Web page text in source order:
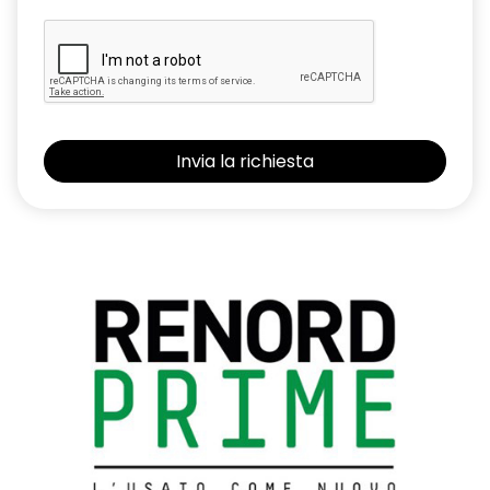
Freno di stazionamento elettrico con funzione auto-hold
Kit riparazione pneumatici con scatola attrezzi
Privacy Glass (Vetri laterali posteriori e lunotto oscurati)
temperatura, ripiegabili automaticamente alla chiusura
Riconoscimento segnaletica stradale e allarme
superamento limite di velocità (Over Speed Prevention)
Sedili anteriori con regolazione meccanica
Sedili posteriori ribaltabili 1/3 - 2/3 con bracciolo centrale e 2